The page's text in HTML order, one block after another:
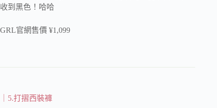
收到黑色！哈哈
GRL官網售價 ¥1,099
｜5.打摺西裝褲